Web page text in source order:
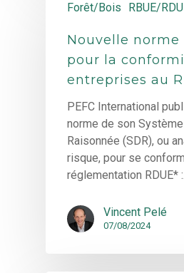
Forêt/Bois RBUE/
Nouvelle norme
pour la
entreprises au
PEFC International
norme de son
Raisonnée (SDR), ou
risque, pour se
réglementation RDUE*
Vincent Pelé
07/08/2024